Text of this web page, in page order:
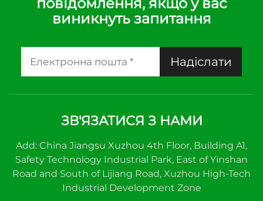
виникнуть запитання
Надіслати
ЗВ'ЯЗАТИСЯ З НАМИ
Add: China Jiangsu Xuzhou 4th Floor, Building A1,
Safety Technology Industrial Park, East of Yinshan
Road and South of Lijiang Road, Xuzhou High-Tech
Industrial Development Zone